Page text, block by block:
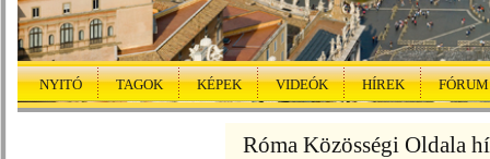
NYITÓ TAGOK KÉPEK VIDEÓK HÍREK FÓRUM
Róma Közösségi Oldala